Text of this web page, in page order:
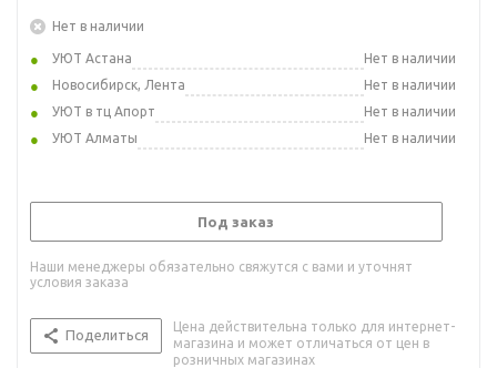
Нет в наличии
УЮТ Астана
Нет в наличии
Новосибирск, Лента
Нет в наличии
УЮТ в тц Апорт
Нет в наличии
УЮТ Алматы
Нет в наличии
Под заказ
Наши менеджеры обязательно свяжутся с вами и уточнят
условия заказа
Поделиться
Цена действительна только для интернет-
магазина и может отличаться от цен в
розничных магазинах